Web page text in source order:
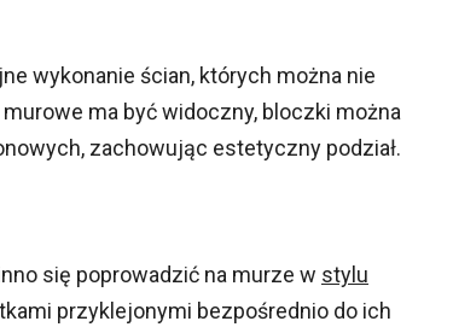
wykonanie ścian, których można nie
ma być widoczny, bloczki można
zachowując estetyczny podział.
się poprowadzić na murze w stylu
przyklejonymi bezpośrednio do ich